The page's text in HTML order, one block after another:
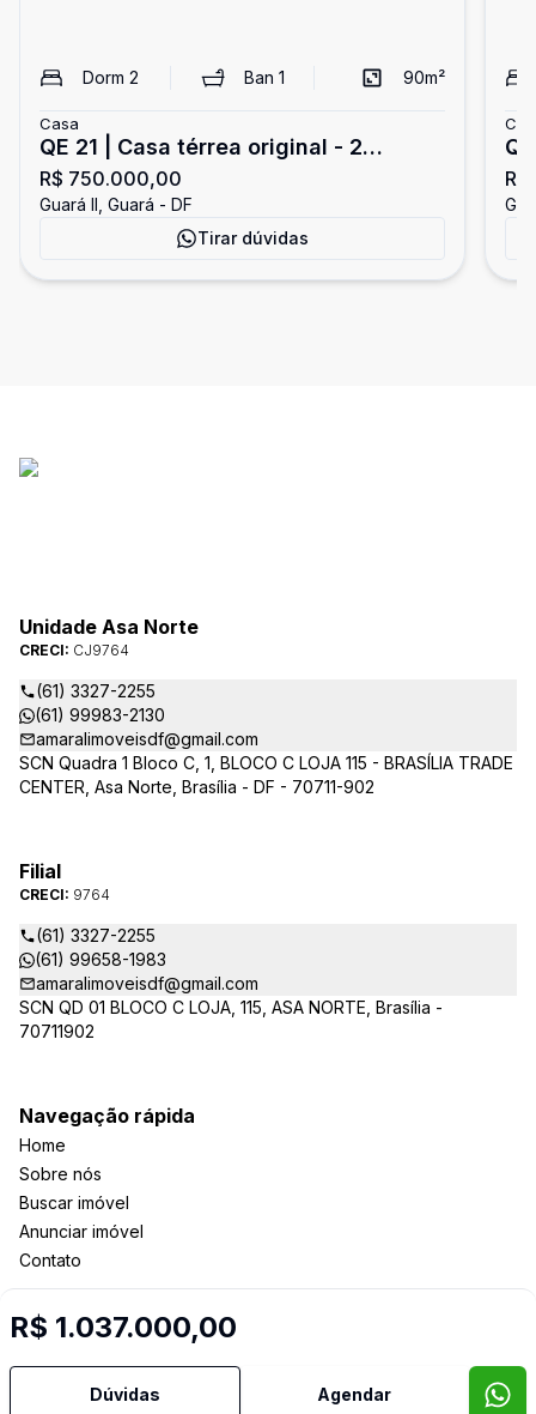
Dorm 2 Ban 1 90m²
Casa
QE 21 | Casa térrea original - 2
Quartos - Aceita Financiamento -
Guará II
R$ 750.000,00
Guará II, Guará - DF
Tirar dúvidas
R$ 1.037.000,00
Dúvidas Agendar
Unidade Asa Norte
CRECI: CJ9764
(61) 3327-2255
(61) 99983-2130
amaralimoveisdf@gmail.com
SCN Quadra 1 Bloco C, 1, BLOCO C LOJA 115 - BRASÍLIA TRADE
CENTER, Asa Norte, Brasília - DF - 70711-902
Filial
CRECI: 9764
(61) 3327-2255
(61) 99658-1983
amaralimoveisdf@gmail.com
SCN QD 01 BLOCO C LOJA, 115, ASA NORTE, Brasília -
70711902
Navegação rápida
Home
Sobre nós
Buscar imóvel
Anunciar imóvel
Contato
Selo de Tecnologia Loft